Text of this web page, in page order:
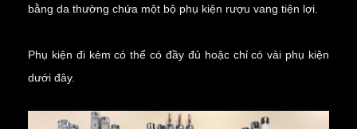
bằng da thường chứa một bộ phụ kiện rượu vang tiện lợi.
Phụ kiện đi kèm có thể có đầy đủ hoặc chỉ có vài phụ kiện
dưới đây.